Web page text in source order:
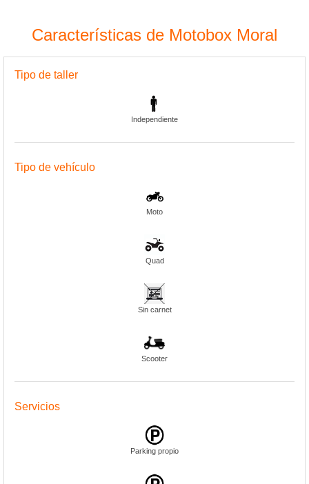
Características de Motobox Moral
Tipo de taller
Independiente
Tipo de vehículo
Moto
Quad
Sin carnet
Scooter
Servicios
Parking propio